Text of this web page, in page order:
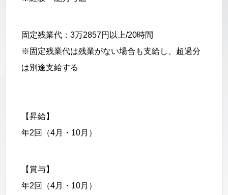
固定残業代：3万2857円以上/20時間
※固定残業代は残業がない場合も支給し、超過分
は別途支給する
【昇給】
年2回（4月・10月）
【賞与】
年2回（4月・10月）